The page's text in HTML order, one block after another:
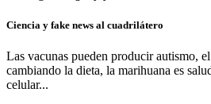
Ciencia y fake news al cuadrilátero
Las vacunas pueden producir autismo,
cambiando la dieta, la marihuana es
celular...